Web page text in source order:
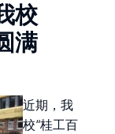
校
满
近期，我
校“桂工百